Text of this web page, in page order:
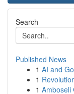
Search
Published News
1 AI and
1
1 Amboseli